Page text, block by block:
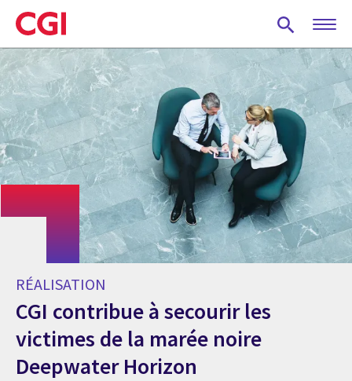
Skip
to
main
content
RÉALISATION
CGI contribue à secourir les
victimes de la marée noire
Deepwater Horizon